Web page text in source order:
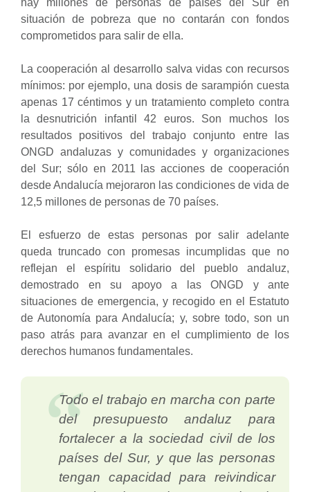
hay millones de personas de países del Sur en
situación de pobreza que no contarán con fondos
comprometidos para salir de ella.
La cooperación al desarrollo salva vidas con recursos
mínimos: por ejemplo, una dosis de sarampión cuesta
apenas 17 céntimos y un tratamiento completo contra
la desnutrición infantil 42 euros. Son muchos los
resultados positivos del trabajo conjunto entre las
ONGD andaluzas y comunidades y organizaciones
del Sur; sólo en 2011 las acciones de cooperación
desde Andalucía mejoraron las condiciones de vida de
12,5 millones de personas de 70 países.
El esfuerzo de estas personas por salir adelante
queda truncado con promesas incumplidas que no
reflejan el espíritu solidario del pueblo andaluz,
demostrado en su apoyo a las ONGD y ante
situaciones de emergencia, y recogido en el Estatuto
de Autonomía para Andalucía; y, sobre todo, son un
paso atrás para avanzar en el cumplimiento de los
derechos humanos fundamentales.
Todo el trabajo en marcha con parte
del presupuesto andaluz para
fortalecer a la sociedad civil de los
países del Sur, y que las personas
tengan capacidad para reivindicar